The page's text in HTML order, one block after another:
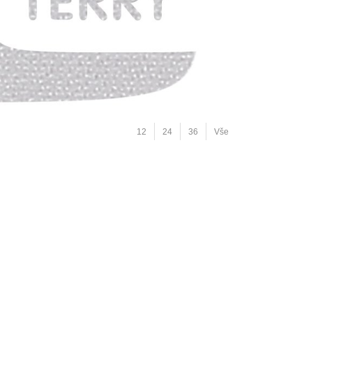
12 24 36 Vše